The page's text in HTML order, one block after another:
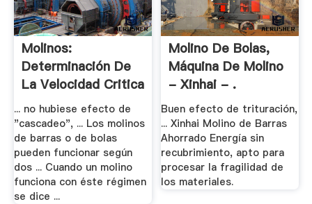
Molinos:
Determinación De
La Velocidad Critica
... no hubiese efecto de
"cascadeo", ... Los molinos
de barras o de bolas
pueden funcionar según
dos ... Cuando un molino
funciona con éste régimen
se dice ...
Molino De Bolas,
Máquina De Molino
- Xinhai - .
Buen efecto de trituración,
... Xinhai Molino de Barras
Ahorrado Energía sin
recubrimiento, apto para
procesar la fragilidad de
los materiales.